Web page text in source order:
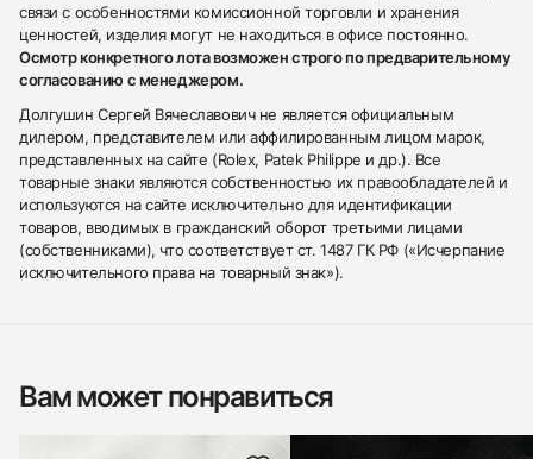
связи с особенностями комиссионной торговли и хранения
ценностей, изделия могут не находиться в офисе постоянно.
Осмотр конкретного лота возможен строго по предварительному
согласованию с менеджером.
Долгушин Сергей Вячеславович не является официальным
дилером, представителем или аффилированным лицом марок,
представленных на сайте (Rolex, Patek Philippe и др.). Все
товарные знаки являются собственностью их правообладателей и
используются на сайте исключительно для идентификации
товаров, вводимых в гражданский оборот третьими лицами
(собственниками), что соответствует ст. 1487 ГК РФ («Исчерпание
исключительного права на товарный знак»).
Вам может понравиться